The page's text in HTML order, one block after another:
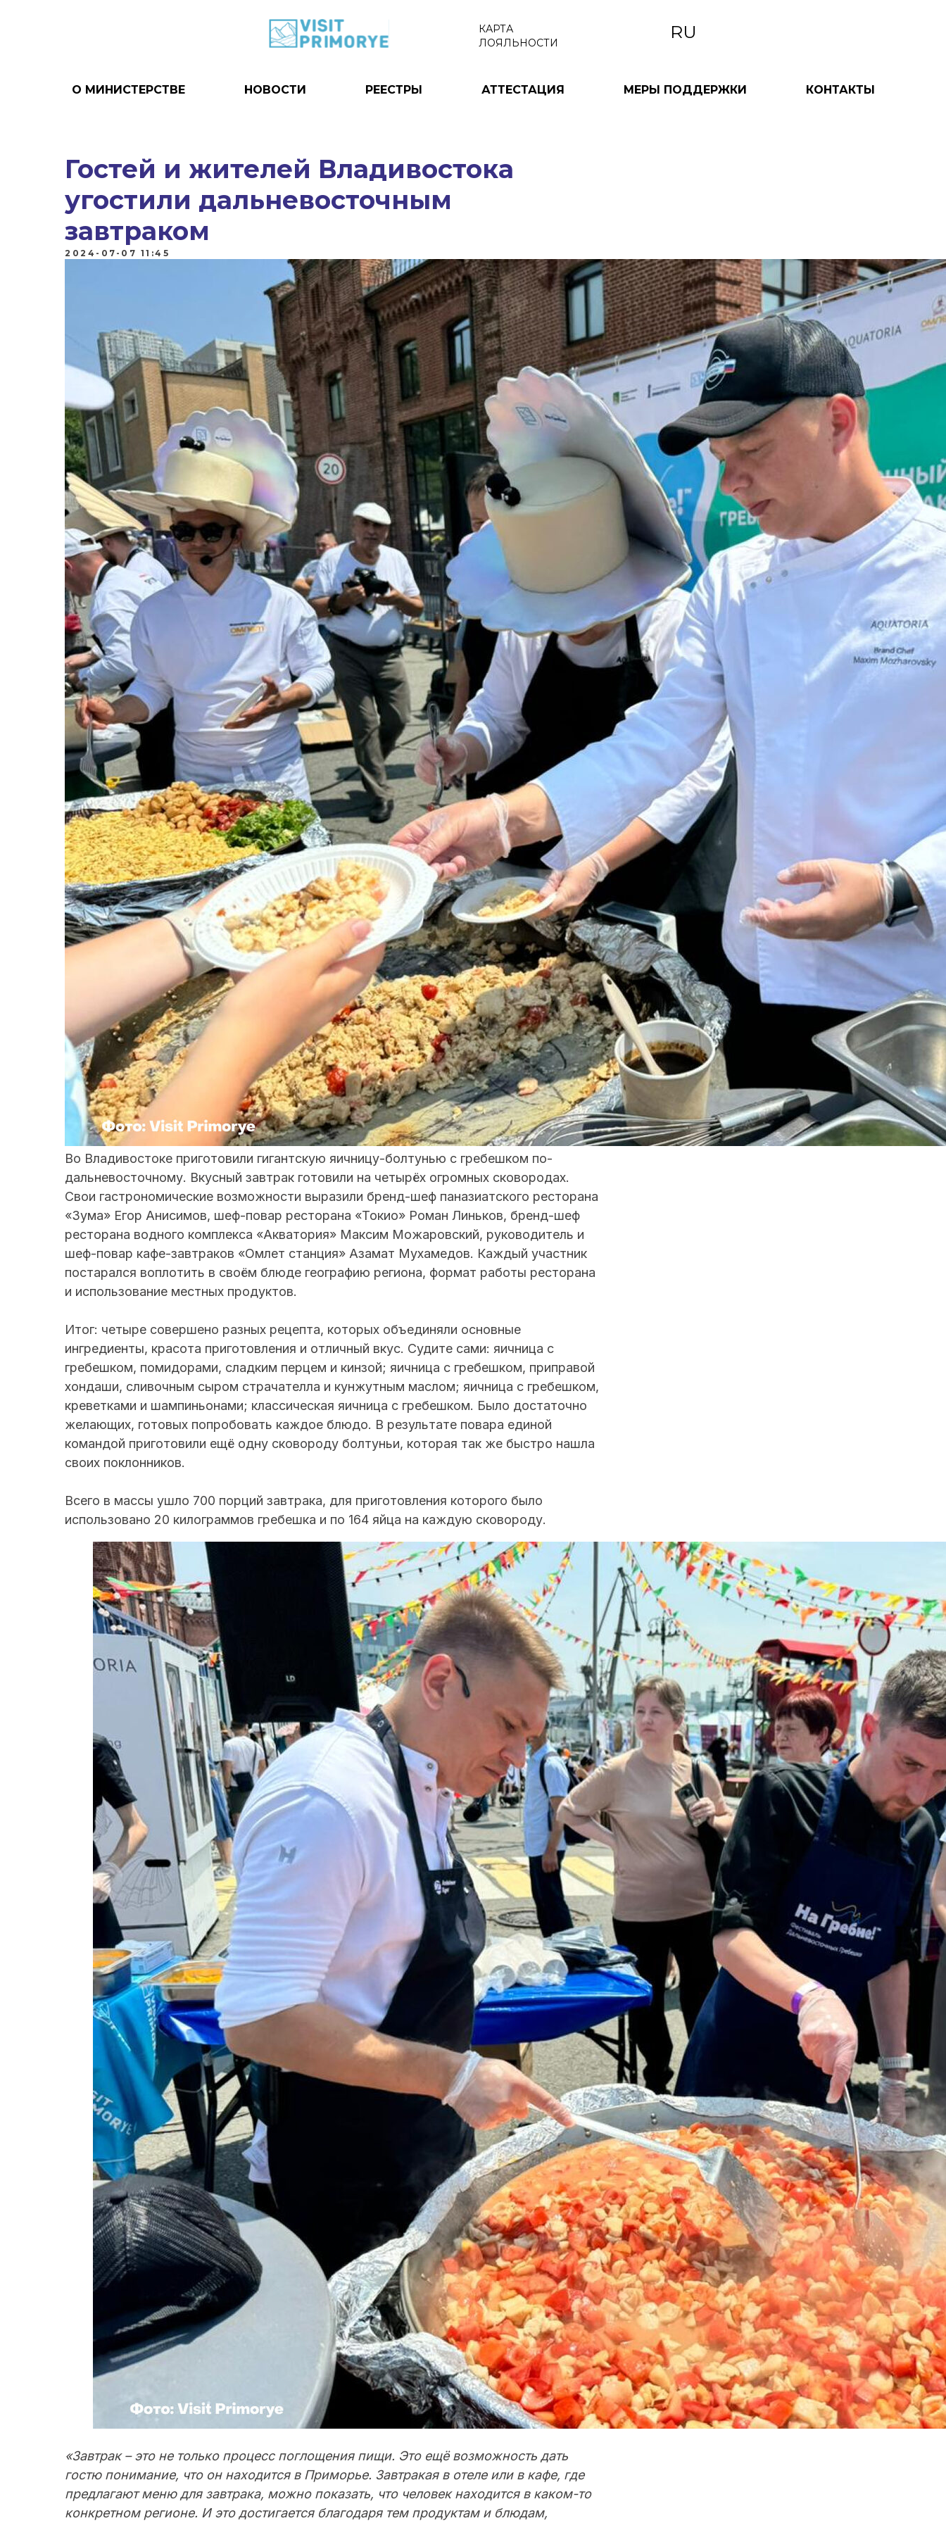
RU
КАРТА
ЛОЯЛЬНОСТИ
О МИНИСТЕРСТВЕ НОВОСТИ РЕЕСТРЫ АТТЕСТАЦИЯ МЕРЫ ПОДДЕРЖКИ КОНТАКТЫ
Гостей и жителей Владивостока
угостили дальневосточным
завтраком
2024-07-07 11:45
Во Владивостоке приготовили гигантскую яичницу-болтунью с гребешком по-
дальневосточному. Вкусный завтрак готовили на четырёх огромных сковородах.
Свои гастрономические возможности выразили бренд-шеф паназиатского ресторана
«Зума» Егор Анисимов, шеф-повар ресторана «Токио» Роман Линьков, бренд-шеф
ресторана водного комплекса «Акватория» Максим Можаровский, руководитель и
шеф-повар кафе-завтраков «Омлет станция» Азамат Мухамедов. Каждый участник
постарался воплотить в своём блюде географию региона, формат работы ресторана
и использование местных продуктов.
Итог: четыре совершено разных рецепта, которых объединяли основные
ингредиенты, красота приготовления и отличный вкус. Судите сами: яичница с
гребешком, помидорами, сладким перцем и кинзой; яичница с гребешком, приправой
хондаши, сливочным сыром страчателла и кунжутным маслом; яичница с гребешком,
креветками и шампиньонами; классическая яичница с гребешком. Было достаточно
желающих, готовых попробовать каждое блюдо. В результате повара единой
командой приготовили ещё одну сковороду болтуньи, которая так же быстро нашла
своих поклонников.
Всего в массы ушло 700 порций завтрака, для приготовления которого было
использовано 20 килограммов гребешка и по 164 яйца на каждую сковороду.
«Завтрак – это не только процесс поглощения пищи. Это ещё возможность дать
гостю понимание, что он находится в Приморье. Завтракая в отеле или в кафе, где
предлагают меню для завтрака, можно показать, что человек находится в каком-то
конкретном регионе. И это достигается благодаря тем продуктам и блюдам,